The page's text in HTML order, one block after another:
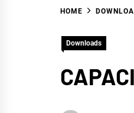
HOME
Downloads